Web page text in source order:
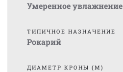
Умеренное увлажнение
ТИПИЧНОЕ НАЗНАЧЕНИЕ
Рокарий
ДИАМЕТР КРОНЫ (М)